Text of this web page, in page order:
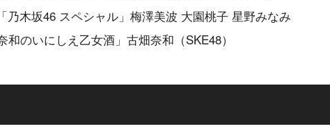
乃木坂46 スペシャル」梅澤美波 大園桃子 星野みなみ
のいにしえ乙女酒」古畑奈和（SKE48）